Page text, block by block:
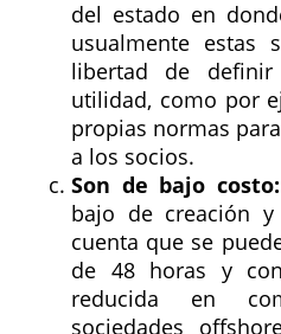
del estado en
usualmente estas
libertad de
utilidad, como por
propias normas
a los socios.
Son de bajo costo:
bajo de creación
cuenta que se
de 48 horas y
reducida en
sociedades